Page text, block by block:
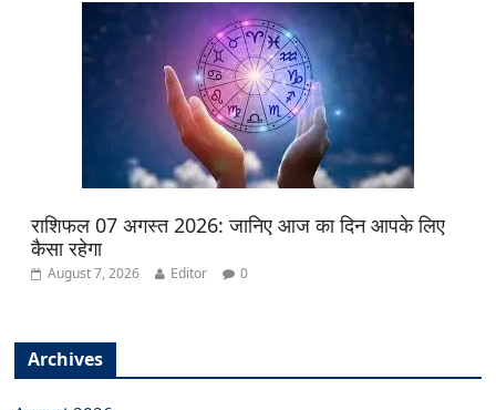
राशिफल 07 अगस्त 2026: जानिए आज का दिन आपके लिए
कैसा रहेगा
August 7, 2026 Editor 0
Archives